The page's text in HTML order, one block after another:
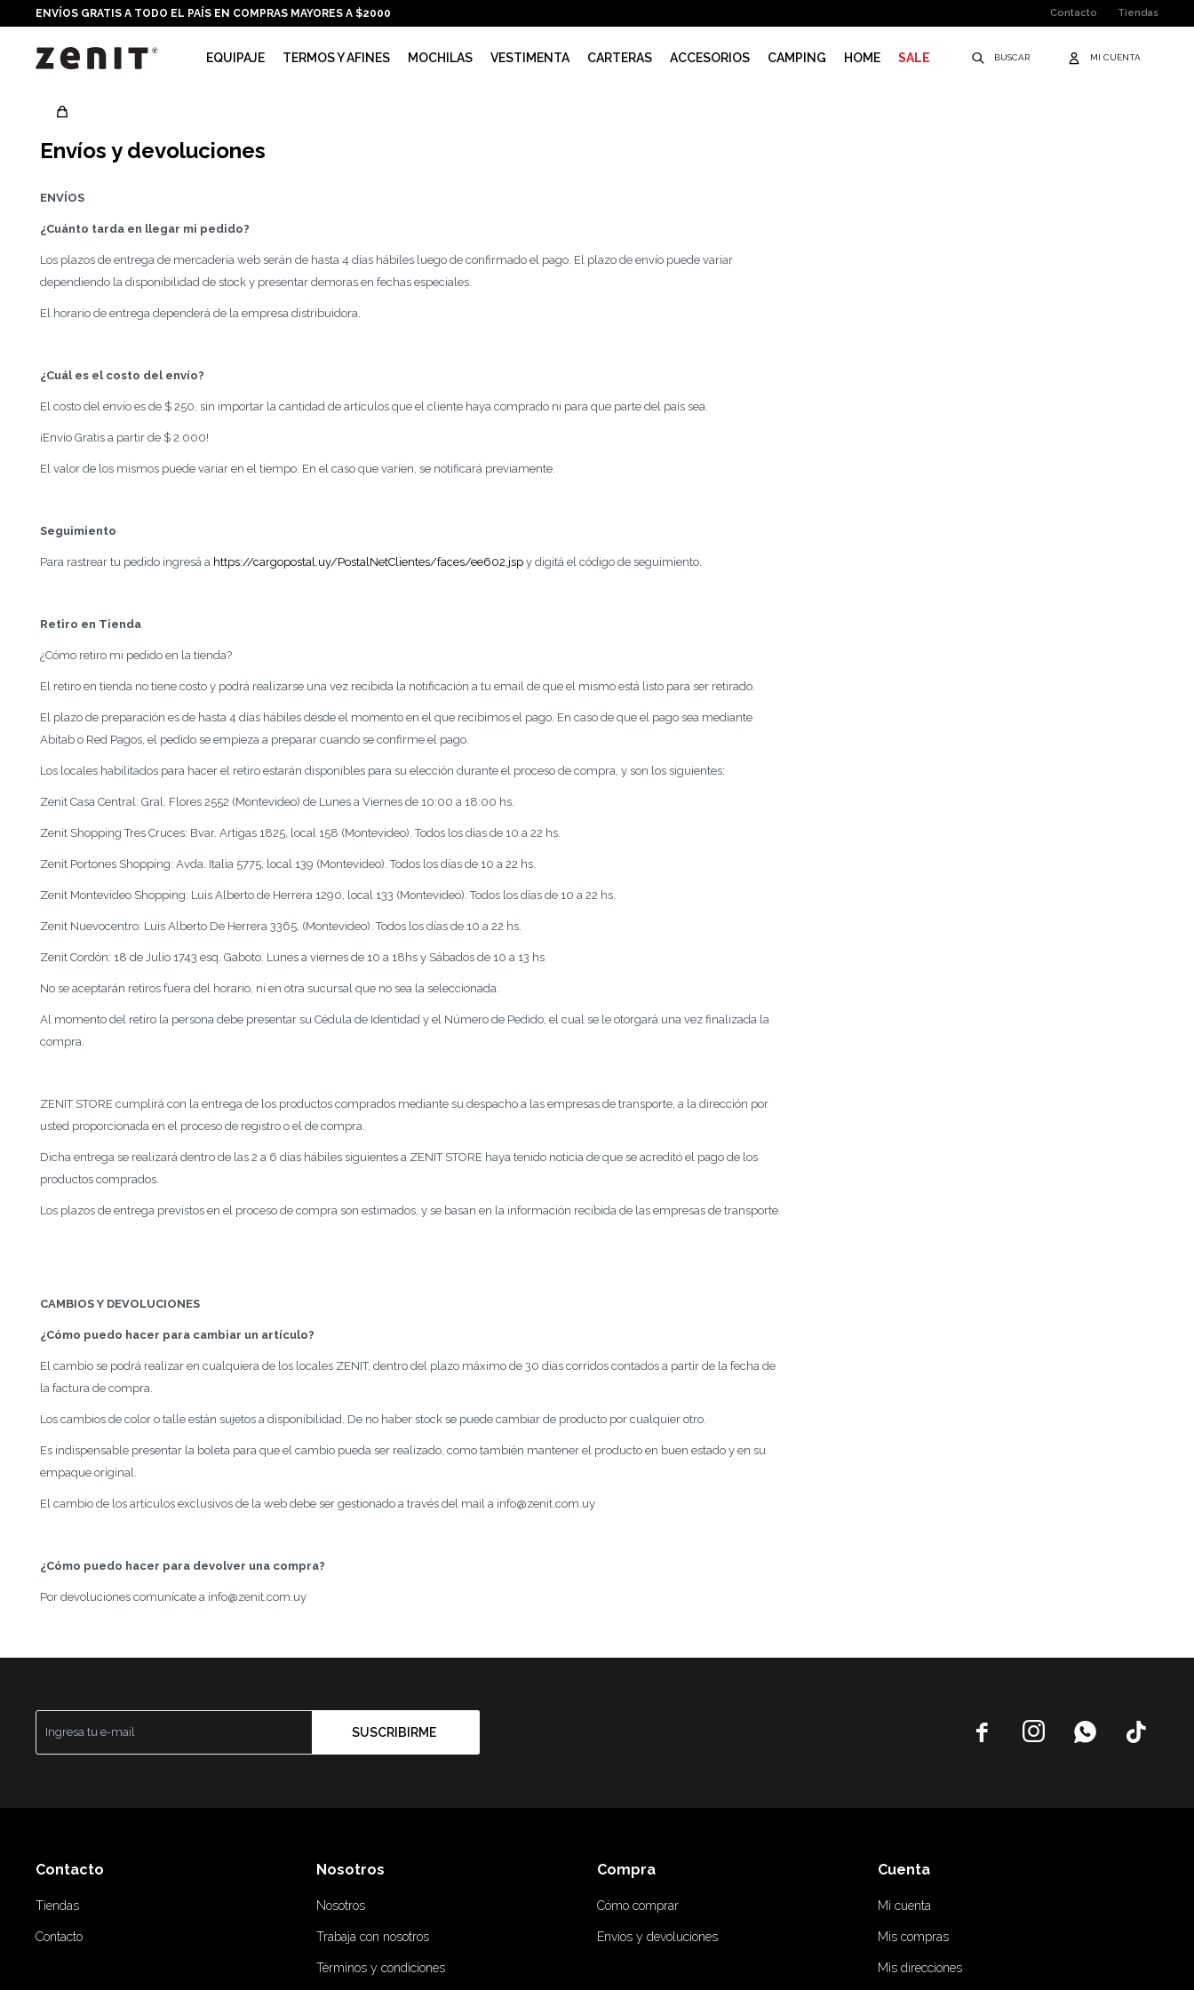
EQUIPAJE TERMOS Y AFINES MOCHILAS VESTIMENTA CARTERAS ACCESORIOS CAMPING HOME SALE
ENVÍOS GRATIS A TODO EL PAÍS EN COMPRAS MAYORES A $2000 Contacto Tiendas
Envíos y devoluciones
ENVÍOS
¿Cuánto tarda en llegar mi pedido?
Los plazos de entrega de mercadería web serán de hasta 4 días hábiles luego de confirmado el pago. El plazo de envío puede variar
dependiendo la disponibilidad de stock y presentar demoras en fechas especiales.
El horario de entrega dependerá de la empresa distribuidora.
¿Cuál es el costo del envío?
El costo del envío es de $ 250, sin importar la cantidad de artículos que el cliente haya comprado ni para que parte del país sea.
¡Envío Gratis a partir de $ 2.000!
El valor de los mismos puede variar en el tiempo. En el caso que varíen, se notificará previamente.
Seguimiento
Para rastrear tu pedido ingresá a https://cargopostal.uy/PostalNetClientes/faces/ee602.jsp y digitá el código de seguimiento.
Retiro en Tienda
¿Cómo retiro mi pedido en la tienda?
El retiro en tienda no tiene costo y podrá realizarse una vez recibida la notificación a tu email de que el mismo está listo para ser retirado.
El plazo de preparación es de hasta 4 días hábiles desde el momento en el que recibimos el pago. En caso de que el pago sea mediante
Abitab o Red Pagos, el pedido se empieza a preparar cuando se confirme el pago.
Los locales habilitados para hacer el retiro estarán disponibles para su elección durante el proceso de compra, y son los siguientes:
Zenit Casa Central: Gral. Flores 2552 (Montevideo) de Lunes a Viernes de 10:00 a 18:00 hs.
Zenit Shopping Tres Cruces: Bvar. Artigas 1825, local 158 (Montevideo). Todos los días de 10 a 22 hs.
Zenit Portones Shopping: Avda. Italia 5775, local 139 (Montevideo). Todos los días de 10 a 22 hs.
Zenit Montevideo Shopping: Luis Alberto de Herrera 1290, local 133 (Montevideo). Todos los días de 10 a 22 hs.
Zenit Nuevocentro: Luis Alberto De Herrera 3365, (Montevideo). Todos los días de 10 a 22 hs.
Zenit Cordón: 18 de Julio 1743 esq. Gaboto. Lunes a viernes de 10 a 18hs y Sábados de 10 a 13 hs
No se aceptarán retiros fuera del horario, ni en otra sucursal que no sea la seleccionada.
Al momento del retiro la persona debe presentar su Cédula de Identidad y el Número de Pedido, el cual se le otorgará una vez finalizada la
compra.
ZENIT STORE cumplirá con la entrega de los productos comprados mediante su despacho a las empresas de transporte, a la dirección por
usted proporcionada en el proceso de registro o el de compra.
Dicha entrega se realizará dentro de las 2 a 6 días hábiles siguientes a ZENIT STORE haya tenido noticia de que se acreditó el pago de los
productos comprados.
Los plazos de entrega previstos en el proceso de compra son estimados, y se basan en la información recibida de las empresas de transporte.
CAMBIOS Y DEVOLUCIONES
¿Cómo puedo hacer para cambiar un artículo?
El cambio se podrá realizar en cualquiera de los locales ZENIT, dentro del plazo máximo de 30 días corridos contados a partir de la fecha de
la factura de compra.
Los cambios de color o talle están sujetos a disponibilidad. De no haber stock se puede cambiar de producto por cualquier otro.
Es indispensable presentar la boleta para que el cambio pueda ser realizado, como también mantener el producto en buen estado y en su
empaque original.
El cambio de los artículos exclusivos de la web debe ser gestionado a través del mail a info@zenit.com.uy
¿Cómo puedo hacer para devolver una compra?
Por devoluciones comunícate a info@zenit.com.uy
SUSCRIBIRME    
Contacto
Tiendas
Contacto
Nosotros
Nosotros
Trabaja con nosotros
Términos y condiciones
Compra
Cómo comprar
Envíos y devoluciones
Cuenta
Mi cuenta
Mis compras
Mis direcciones